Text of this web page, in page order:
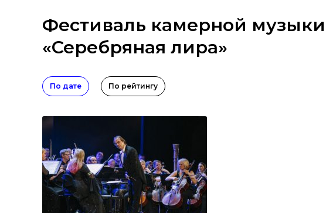
Фестиваль камерной музыки
«Серебряная лира»
По дате По рейтингу